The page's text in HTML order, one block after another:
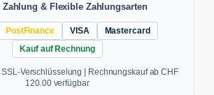
Zahlung & Flexible Zahlungsarten
PostFinance VISA
Mastercard
Kauf auf Rechnung
Verschlüsselung | Rechnungskauf ab CHF
120.00 verfügbar